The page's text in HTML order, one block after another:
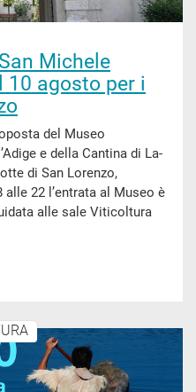
Michele
10 agosto per i
del Museo
e della Cantina di La-
di San Lorenzo,
22 l’entrata al Museo è
alle sale Viticoltura